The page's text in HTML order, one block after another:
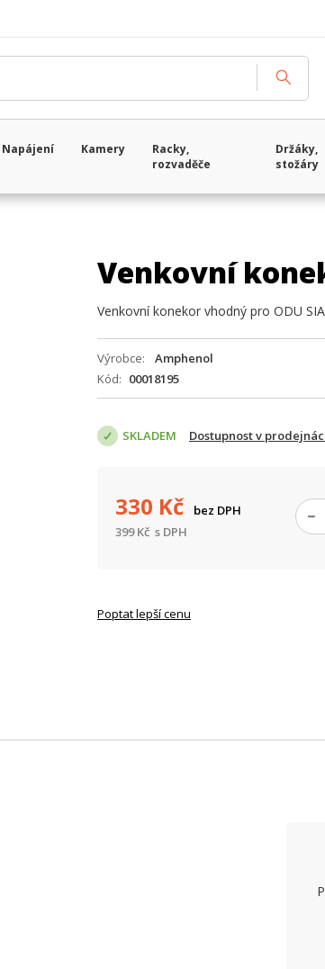
Napájení Kamery
Racky,
rozvaděče
Držáky,
stožáry
Venkovní
Venkovní konekor vhodný pro ODU
Výrobce Amphenol
Kód
00018195
SKLADEM Dostupnost v
330 Kč
bez DPH
399Kč s DPH
Poptat lepší cenu